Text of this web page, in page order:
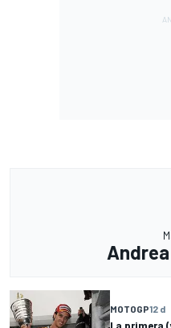
MOTOGP12 d